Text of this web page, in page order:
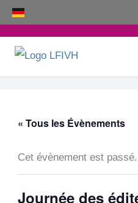
Aller
au
contenu
« Tous les Évènements
Cet évènement est passé.
Journée des